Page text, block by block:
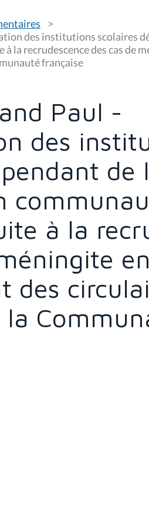
des institutions scolaires
la recrudescence des cas de
française
Paul -
des
de
à la
en
des
la